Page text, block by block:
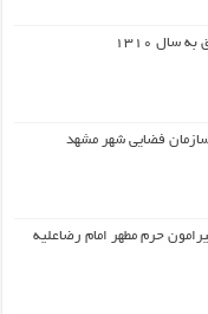
سال ۱۳۱۰
فضایی شهر مشهد
حرم مطهر امام رضاعليه